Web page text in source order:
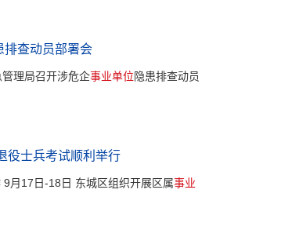
排查动员部署会
理局召开涉危企事业单位隐患排查动员
役士兵考试顺利举行
月17日-18日 东城区组织开展区属事业